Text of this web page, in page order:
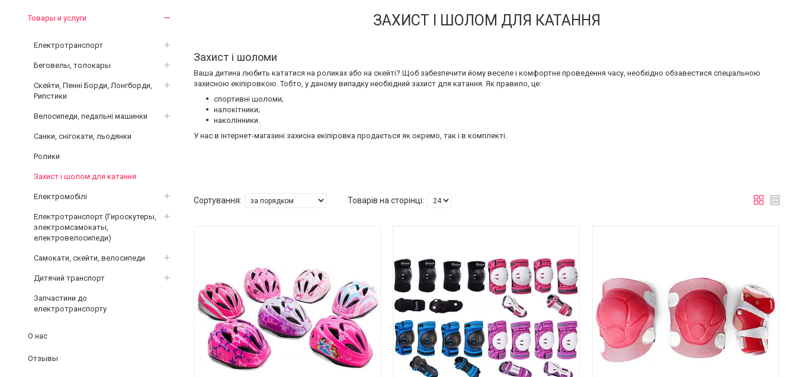
ЗАХИСТ І ШОЛОМ ДЛЯ КАТАННЯ
Захист і шоломи
Ваша дитина любить кататися на роликах або на скейті? Щоб забезпечити йому веселе і комфортне проведення часу, необхідно обзавестися спеціальною
захисною екіпіровкою. Тобто, у даному випадку необхідний захист для катання. Як правило, це:
спортивні шоломи;
налокітники;
наколінники.
У нас в інтернет-магазині захисна екіпіровка продається як окремо, так і в комплекті.
Товары и услуги
Електротранспорт
Беговелы, толокары
Скейти, Пенні Борди, Лонгборди,
Рипстики
Велосипеди, педальні машинки
Санки, снігокати, льодянки
Ролики
Захист і шолом для катання
Електромобілі
Електротранспорт (Гироскутеры,
электромсамокаты,
електровелосипеди)
Самокати, скейти, велосипеди
Дитячий транспорт
Запчастини до
електротранспорту
О нас
Отзывы